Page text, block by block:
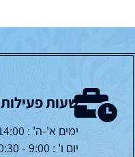
שעות פעילות
ימים א'-ה' : 14:00 - 19:00
יום ו' : 9:00 - 10:30